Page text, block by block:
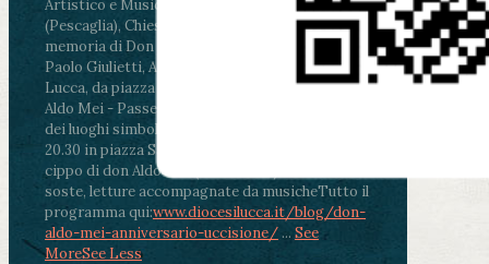
Artistico e Musicale “Passaglia”
ore 18 - Fiano
(Pescaglia), Chiesa parrocchiale - Messa in
memoria di Don Aldo Mei celebrata da mons.
Paolo Giulietti, Arcivescovo di Lucca
ore 20.30 -
Lucca, da piazza San Michele al Cippo di don
Aldo Mei - Passeggiata della Memoria in alcuni
dei luoghi simbolo della città. Ritrovo alle ore
20.30 in piazza San Michele con conclusione al
cippo di don Aldo Mei (Porta Elisa). Durante le
soste, letture accompagnate da musicheTutto il
programma qui:www.diocesilucca.it/blog/don-
aldo-mei-anniversario-uccisione/ ... See
MoreSee Less